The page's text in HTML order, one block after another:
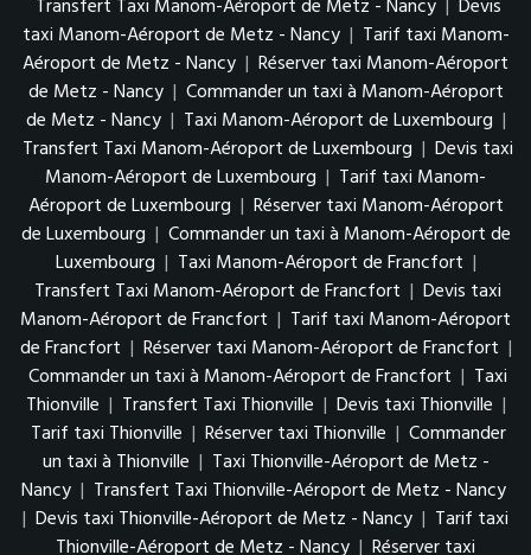
Transfert Taxi Manom-Aéroport de Metz - Nancy | Devis
taxi Manom-Aéroport de Metz - Nancy | Tarif taxi Manom-
Aéroport de Metz - Nancy | Réserver taxi Manom-Aéroport
de Metz - Nancy | Commander un taxi à Manom-Aéroport
de Metz - Nancy | Taxi Manom-Aéroport de Luxembourg |
Transfert Taxi Manom-Aéroport de Luxembourg | Devis taxi
Manom-Aéroport de Luxembourg | Tarif taxi Manom-
Aéroport de Luxembourg | Réserver taxi Manom-Aéroport
de Luxembourg | Commander un taxi à Manom-Aéroport de
Luxembourg | Taxi Manom-Aéroport de Francfort |
Transfert Taxi Manom-Aéroport de Francfort | Devis taxi
Manom-Aéroport de Francfort | Tarif taxi Manom-Aéroport
de Francfort | Réserver taxi Manom-Aéroport de Francfort |
Commander un taxi à Manom-Aéroport de Francfort | Taxi
Thionville | Transfert Taxi Thionville | Devis taxi Thionville |
Tarif taxi Thionville | Réserver taxi Thionville | Commander
un taxi à Thionville | Taxi Thionville-Aéroport de Metz -
Nancy | Transfert Taxi Thionville-Aéroport de Metz - Nancy
| Devis taxi Thionville-Aéroport de Metz - Nancy | Tarif taxi
Thionville-Aéroport de Metz - Nancy | Réserver taxi